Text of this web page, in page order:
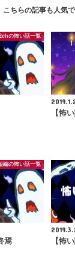
こちらの記事も人気で
の怖い話一覧
【怖
編の怖い話一覧
焉
【怖